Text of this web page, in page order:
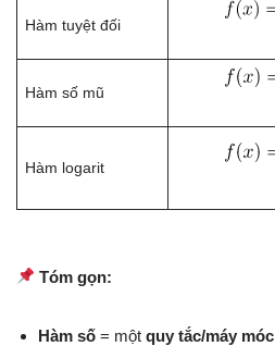
Hàm tuyệt đối
Hàm số mũ
Hàm logarit
Tóm gọn:
Hàm số = một quy tắc/máy móc